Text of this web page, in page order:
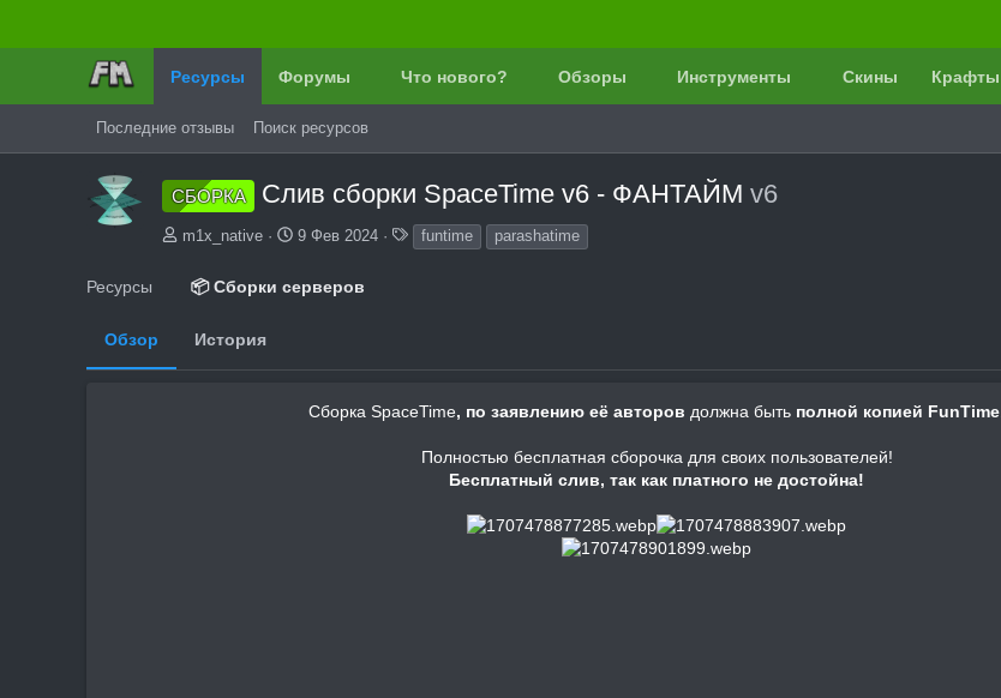
Ресурсы Форумы Что нового? Обзоры Инструменты Скины Крафты
Последние отзывы Поиск ресурсов
СБОРКА Слив сборки SpaceTime v6 - ФАНТАЙМv6
А
m1x_native
Д
а
9 Фев 2024
е
funtime parashatime
Ресурсы 📦 Сборки серверов
Обзор История
Сборка SpaceTime, по заявлению её авторов должна быть полной копией FunTime
Полностью бесплатная сборочка для своих пользователей!
Бесплатный слив, так как платного не достойна!